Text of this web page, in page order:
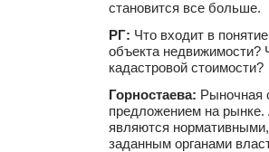
становится все больше.
РГ: Что входит в
объекта недвижимости?
кадастровой стоимости?
Горностаева: Рыночная
предложением на рынке.
являются
заданным органами